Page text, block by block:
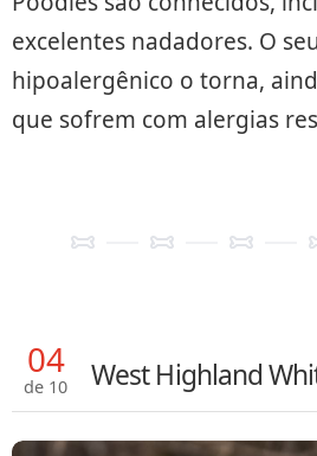
excelentes nadadores. O
hipoalergênico o torna,
que sofrem com alergias
04
de 10 West Highland